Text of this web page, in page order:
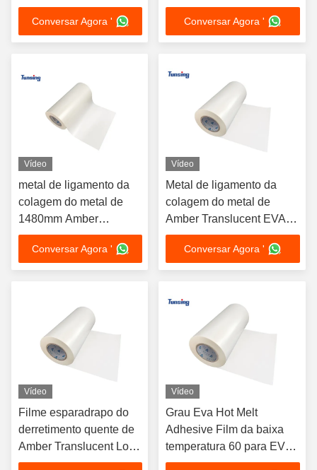
20mm para o vestuário
de proteção
Conversar Agora '
adesiva de fusão a quente
para couro
Conversar Agora '
Vídeo
metal de ligamento da
colagem do metal de
1480mm Amber
Translucent EVA Hot
Melt Adhesive Film
Conversar Agora '
Vídeo
Metal de ligamento da
colagem do metal de
Amber Translucent EVA
Hot Melt Adhesive Film
Conversar Agora '
Vídeo
Filme esparadrapo do
derretimento quente de
Amber Translucent Low
Temperature Eva para a
Vídeo
Grau Eva Hot Melt
Adhesive Film da baixa
temperatura 60 para EVA
Foam